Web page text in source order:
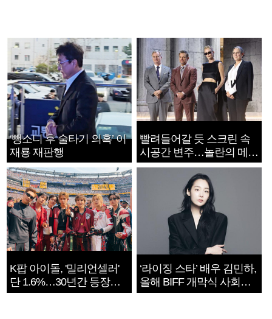
‘뺑소니 후 술타기 의혹’ 이
재룡 재판행
빨려들어갈 듯 스크린 속
시공간 변주…놀란의 메시
지는 ‘전쟁 속죄’
K팝 아이돌, '밀리언셀러'
단 1.6%…30년간 등장
1182개팀 전수조사
‘라이징 스타’ 배우 김민하,
올해 BIFF 개막식 사회자
확정